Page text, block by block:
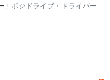
ポジドライブ・ドライバー